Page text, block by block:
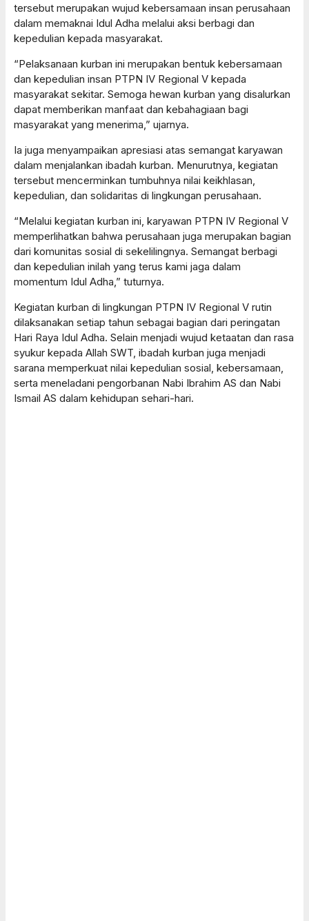
tersebut merupakan wujud kebersamaan insan perusahaan
dalam memaknai Idul Adha melalui aksi berbagi dan
kepedulian kepada masyarakat.
“Pelaksanaan kurban ini merupakan bentuk kebersamaan
dan kepedulian insan PTPN IV Regional V kepada
masyarakat sekitar. Semoga hewan kurban yang disalurkan
dapat memberikan manfaat dan kebahagiaan bagi
masyarakat yang menerima,” ujarnya.
Ia juga menyampaikan apresiasi atas semangat karyawan
dalam menjalankan ibadah kurban. Menurutnya, kegiatan
tersebut mencerminkan tumbuhnya nilai keikhlasan,
kepedulian, dan solidaritas di lingkungan perusahaan.
“Melalui kegiatan kurban ini, karyawan PTPN IV Regional V
memperlihatkan bahwa perusahaan juga merupakan bagian
dari komunitas sosial di sekelilingnya. Semangat berbagi
dan kepedulian inilah yang terus kami jaga dalam
momentum Idul Adha,” tuturnya.
Kegiatan kurban di lingkungan PTPN IV Regional V rutin
dilaksanakan setiap tahun sebagai bagian dari peringatan
Hari Raya Idul Adha. Selain menjadi wujud ketaatan dan rasa
syukur kepada Allah SWT, ibadah kurban juga menjadi
sarana memperkuat nilai kepedulian sosial, kebersamaan,
serta meneladani pengorbanan Nabi Ibrahim AS dan Nabi
Ismail AS dalam kehidupan sehari-hari.